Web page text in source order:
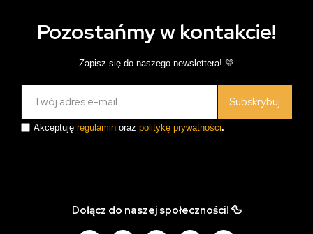
Pozostańmy w kontakcie!
Zapisz się do naszego newslettera! 💛
Subskrybuj
Akceptuję regulamin oraz politykę prywatności.
Dołącz do naszej społeczności! 🦆